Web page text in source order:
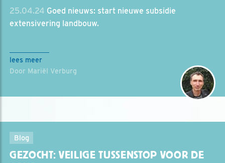
25.04.24 Goed nieuws: start nieuwe subsidie
extensivering landbouw.
lees meer
Door Mariël Verburg
Blog
GEZOCHT: VEILIGE TUSSENSTOP VOOR DE